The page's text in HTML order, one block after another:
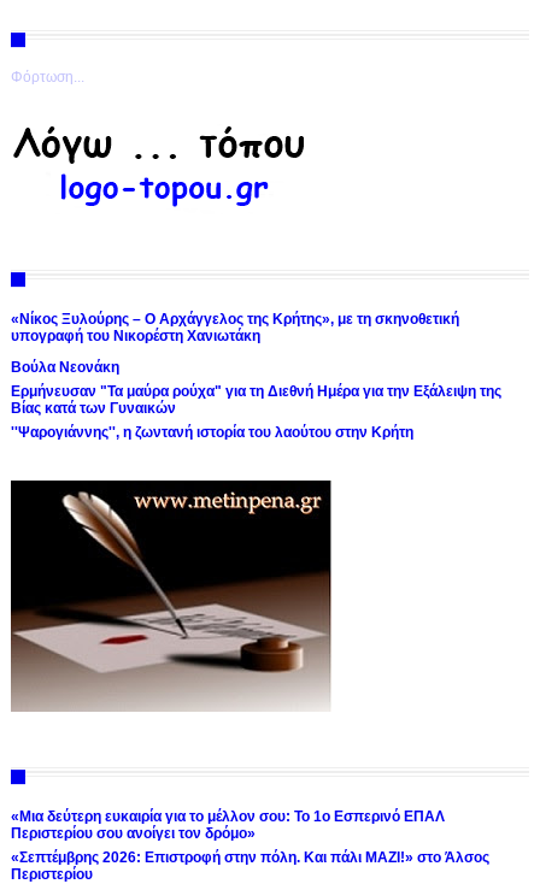
Φόρτωση...
«Νίκος Ξυλούρης – Ο Αρχάγγελος της Κρήτης», με τη σκηνοθετική
υπογραφή του Νικορέστη Χανιωτάκη
Βούλα Νεονάκη
Ερμήνευσαν "Τα μαύρα ρούχα" για τη Διεθνή Ημέρα για την Εξάλειψη της
Βίας κατά των Γυναικών
''Ψαρογιάννης'', η ζωντανή ιστορία του λαούτου στην Κρήτη
«Μια δεύτερη ευκαιρία για το μέλλον σου: Το 1ο Εσπερινό ΕΠΑΛ
Περιστερίου σου ανοίγει τον δρόμο»
«Σεπτέμβρης 2026: Επιστροφή στην πόλη. Και πάλι ΜΑΖΙ!» στο Άλσος
Περιστερίου